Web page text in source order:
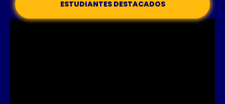
ESTUDIANTES DESTACADOS